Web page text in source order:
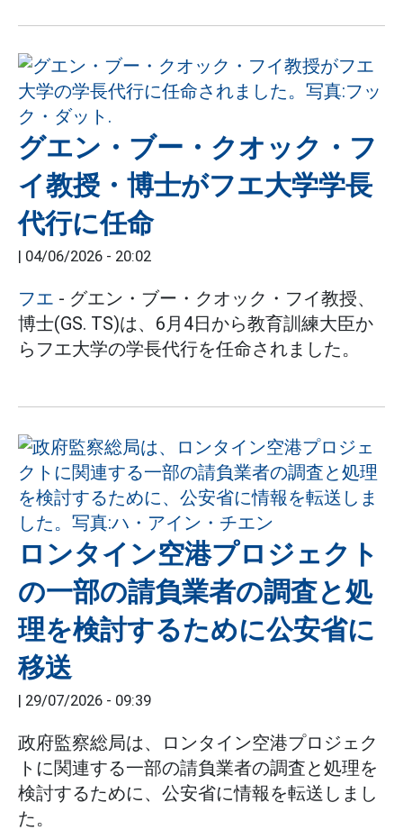
グエン・ブー・クオック・フ
イ教授・博士がフエ大学学長
代行に任命
| 04/06/2026 - 20:02
フエ - グエン・ブー・クオック・フイ教授、
博士(GS. TS)は、6月4日から教育訓練大臣か
らフエ大学の学長代行を任命されました。
ロンタイン空港プロジェクト
の一部の請負業者の調査と処
理を検討するために公安省に
移送
| 29/07/2026 - 09:39
政府監察総局は、ロンタイン空港プロジェク
トに関連する一部の請負業者の調査と処理を
検討するために、公安省に情報を転送しまし
た。